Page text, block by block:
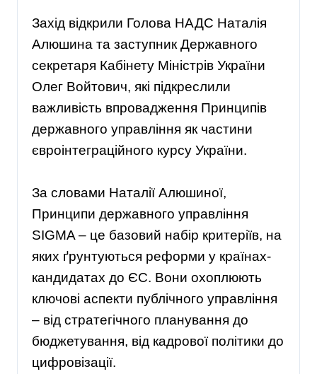
Захід відкрили Голова НАДС Наталія
Алюшина та заступник Державного
секретаря Кабінету Міністрів України
Олег Войтович, які підкреслили
важливість впровадження Принципів
державного управління як частини
євроінтеграційного курсу України.
За словами Наталії Алюшиної,
Принципи державного управління
SIGMA – це базовий набір критеріїв, на
яких ґрунтуються реформи у країнах-
кандидатах до ЄС. Вони охоплюють
ключові аспекти публічного управління
– від стратегічного планування до
бюджетування, від кадрової політики до
цифровізації.